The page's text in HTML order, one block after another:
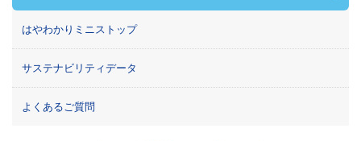
はやわかりミニストップ
サステナビリティデータ
よくあるご質問